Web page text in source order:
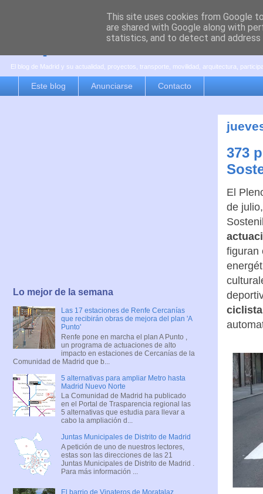
es por madrid
El blog de Madrid y su actualidad, proyectos, transporte, movilidad, arquitectura,
Este blog Anunciarse Contacto
373
El
de
figuran
Lo mejor de la semana
Las 17 estaciones de Renfe Cercanías
que recibirán obras de mejora del plan 'A
Punto'
Renfe pone en marcha el plan A Punto ,
un programa de actuaciones de alto
impacto en estaciones de Cercanías de la
Comunidad de Madrid que b...
5 alternativas para ampliar Metro hasta
Madrid Nuevo Norte
La Comunidad de Madrid ha publicado
en el Portal de Trasparencia regional las
5 alternativas que estudia para llevar a
cabo la ampliación d...
Juntas Municipales de Distrito de Madrid
A petición de uno de nuestros lectores,
estas son las direcciones de las 21
Juntas Municipales de Distrito de Madrid .
Para más información ...
El barrio de Vinateros de Moratalaz
This site uses cookies from Google
are shared with Google along with
statistics, and to detect and address